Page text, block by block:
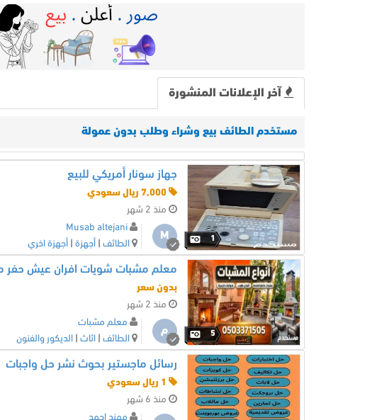
آخر الإعلانات المنشورة
مستخدم الطائف بيع وشراء وطلب بدون عمولة
1
جهاز سونار أمريكي للبيع
7,000 ريال سعودي
منذ 2 شهر
M
Musab altejani
الطائف
أجهزة أجهزة اخري
5
معلم مشبات شويات افران عيش حفر
بدون سعر
منذ 2 شهر
م
معلم مشبات
الطائف
اثاث الديكور والفنون
رسائل ماجستير بحوث نشر حل واجبات
منذ 6 شهر
مهند احمد